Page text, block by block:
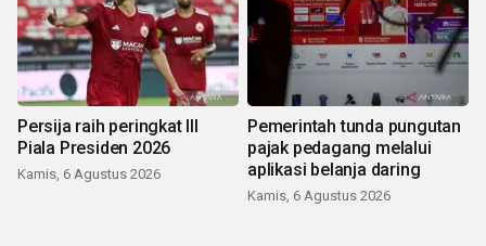
Persija raih peringkat III
Piala Presiden 2026
Kamis, 6 Agustus 2026
Pemerintah tunda pungutan
pajak pedagang melalui
aplikasi belanja daring
Kamis, 6 Agustus 2026